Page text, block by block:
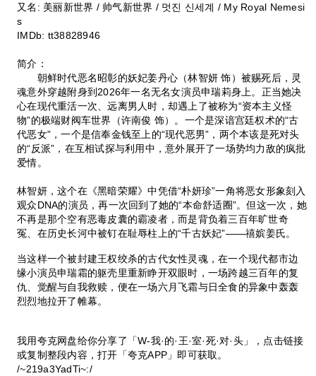
又名: 美丽新世界 / 帅气新世界 / 멋진 신세계 / My Royal Nemesi
s
IMDb: tt38828946
简介：
朝鲜时代恶名昭彰的妖妃姜丹心（林智妍 饰）被赐死后，灵
魂意外穿越附身到2026年一名无名女演员申瑞莉身上。正当她决
心在现代重活一次、远离男人时，却遇上了被称为“资本主义怪
物”的极端财阀车世界（许南俊 饰）。一个是深谙宫廷权术的“古
代恶女”，一个是信奉金钱至上的“现代恶男”，两个本该是死对头
的“反派”，在互相试探与利用中，意外展开了一场势均力敌的疯批
爱情。
林智妍，这个在《黑暗荣耀》中凭借“朴妍珍”一角将恶女形象刻入
观众DNA的演员，再一次回到了她的“本命舒适圈”。但这一次，她
不再是那个空有恶毒皮囊的霸凌者，而是背负着三百年旷世奇
冤、在历史长河中被钉在耻辱柱上的“千古妖妃”——禧嫔姜氏。
当这样一个被封建王权绞杀的古代女性灵魂，在一个现代都市边
缘小演员申瑞霜的躯壳里重新睁开双眼时，一场跨越三百年的复
仇、觉醒与自我救赎，便在一场六月飞霜与日全食的异象中轰轰
烈烈地拉开了帷幕。
我用夸克网盘给你分享了「W-我·的·王·室·死·对·头」，点击链接
或复制整段内容，打开「夸克APP」即可获取。
/~219a3YadTi~:/